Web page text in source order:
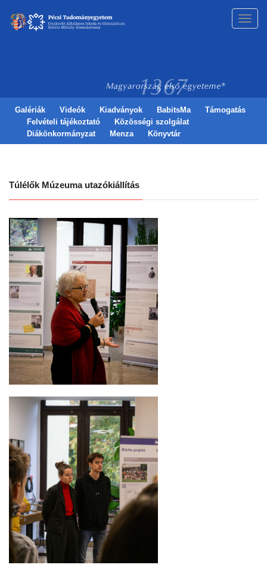
Galériák Videók Kiadványok BabitsMa
Támogatás
Felvételi tájékoztató
Közösségi szolgálat
Diákönkormányzat
Menza Könyvtár
Túlélők Múzeuma utazókiállítás